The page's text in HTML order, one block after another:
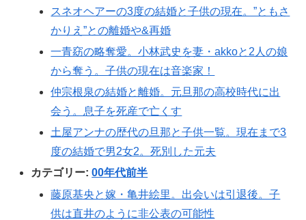
スネオヘアーの3度の結婚と子供の現在。”ともさ
かりえ”との離婚や&再婚
一青窈の略奪愛。小林武史を妻・akkoと2人の娘
から奪う。子供の現在は音楽家！
仲宗根泉の結婚と離婚。元旦那の高校時代に出
会う。息子を死産で亡くす
土屋アンナの歴代の旦那と子供一覧。現在まで3
度の結婚で男2女2。死別した元夫
カテゴリー:00年代前半
藤原基央と嫁・亀井絵里。出会いは引退後。子
供は直井のように非公表の可能性